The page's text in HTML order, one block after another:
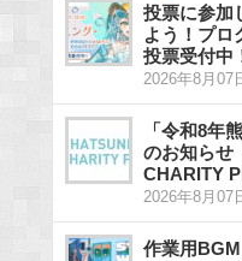
投票に参加
よう！プロ
投票受付中
2026年8月07
「令和8年
のお知らせ
CHARITY
2026年8月07
作業用